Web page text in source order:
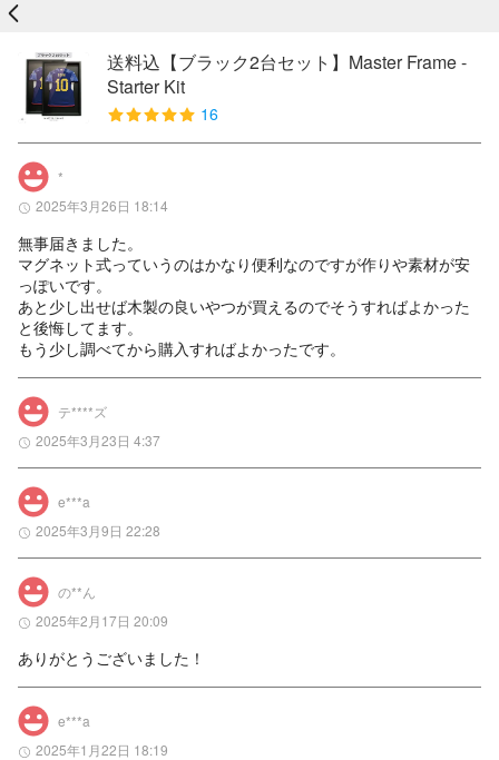
戻る
送料込【ブラック2台セット】Master Frame -
Starter Kit
16
*
2025年3月26日 18:14
無事届きました。
マグネット式っていうのはかなり便利なのですが作りや素材が安
っぽいです。
あと少し出せば木製の良いやつが買えるのでそうすればよかった
と後悔してます。
もう少し調べてから購入すればよかったです。
テ****ズ
2025年3月23日 4:37
e***a
2025年3月9日 22:28
の**ん
2025年2月17日 20:09
ありがとうございました！
e***a
2025年1月22日 18:19